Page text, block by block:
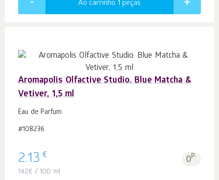
Ao carrinho 1 peças
Aromapolis Olfactive Studio. Blue Matcha &
Vetiver, 1,5 ml
Eau de Parfum
#108236
2.13 € 0p.
142€ / 100 ml